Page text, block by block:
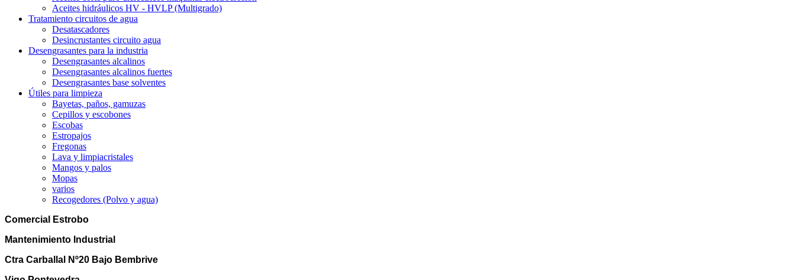
Aceites hidráulicos HV - HVLP (Multigrado)
Tratamiento circuitos de agua
Desatascadores
Desincrustantes circuito agua
Desengrasantes para la industria
Desengrasantes alcalinos
Desengrasantes alcalinos fuertes
Desengrasantes base solventes
Útiles para limpieza
Bayetas, paños, gamuzas
Cepillos y escobones
Escobas
Estropajos
Fregonas
Lava y limpiacristales
Mangos y palos
Mopas
varios
Recogedores (Polvo y agua)
Comercial Estrobo
Mantenimiento Industrial
Ctra Carballal Nº20 Bajo Bembrive